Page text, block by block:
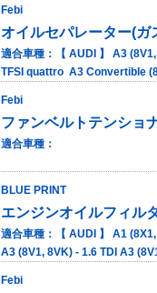
Febi
オイルセパレーター(ガ
適合車種：【 AUDI 】 A3
TFSI quattro A3 Convertible
Febi
ファンベルトテンショ
適合車種：
BLUE PRINT
エンジンオイルフィル
適合車種：【 AUDI 】 A1
A3 (8V1, 8VK) - 1.6 TDI A3
Febi